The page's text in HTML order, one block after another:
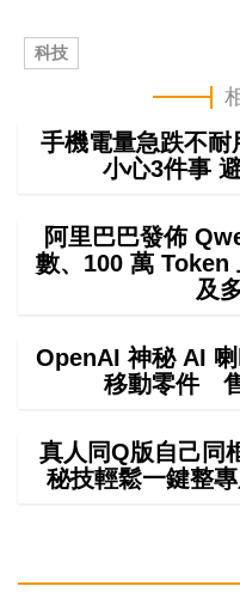
科技
手機電量急跌不
小心3件事
阿里巴巴發佈
數、100 萬
及
OpenAI 神秘 AI
移動零件
真人同Q版自己同
秘技輕鬆一鍵整